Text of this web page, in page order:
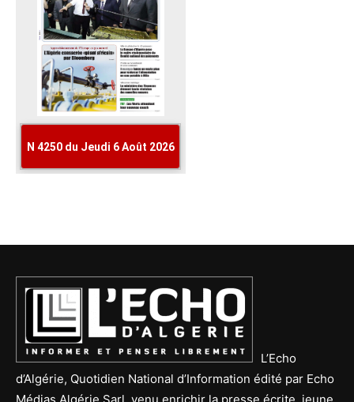
L’Echo
d’Algérie, Quotidien National d’Information édité par Echo